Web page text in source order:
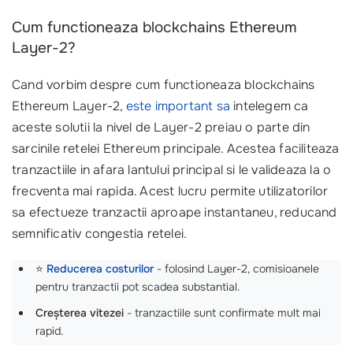
Cum functioneaza blockchains Ethereum
Layer-2?
Cand vorbim despre cum functioneaza blockchains
Ethereum Layer-2, este important sa intelegem ca
aceste solutii la nivel de Layer-2 preiau o parte din
sarcinile retelei Ethereum principale. Acestea faciliteaza
tranzactiile in afara lantului principal si le valideaza la o
frecventa mai rapida. Acest lucru permite utilizatorilor
sa efectueze tranzactii aproape instantaneu, reducand
semnificativ congestia retelei.
⭐ Reducerea costurilor- folosind Layer-2, comisioanele
pentru tranzactii pot scadea substantial.
Creșterea vitezei - tranzactiile sunt confirmate mult mai
rapid.